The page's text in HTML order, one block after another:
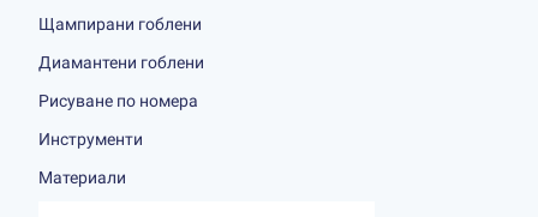
Щампирани гоблени
Диамантени гоблени
Рисуване по номера
Инструменти
Материали